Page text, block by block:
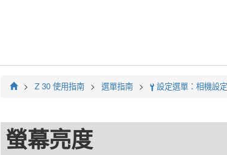
Z 30 使用指南 選單指南 B 設定選單：相機設定
螢幕亮度